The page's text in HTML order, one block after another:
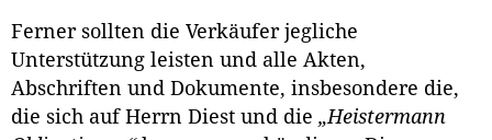
Ferner sollten die Verkäufer jegliche
Unterstützung leisten und alle Akten,
Abschriften und Dokumente, insbesondere die,
die sich auf Herrn Diest und die „Heistermann